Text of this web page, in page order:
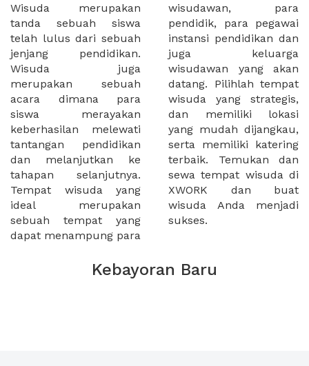
Wisuda merupakan
tanda sebuah siswa
telah lulus dari sebuah
jenjang pendidikan.
Wisuda juga
merupakan sebuah
acara dimana para
siswa merayakan
keberhasilan melewati
tantangan pendidikan
dan melanjutkan ke
tahapan selanjutnya.
Tempat wisuda yang
ideal merupakan
sebuah tempat yang
dapat menampung para
wisudawan, para
pendidik, para pegawai
instansi pendidikan dan
juga keluarga
wisudawan yang akan
datang. Pilihlah tempat
wisuda yang strategis,
dan memiliki lokasi
yang mudah dijangkau,
serta memiliki katering
terbaik. Temukan dan
sewa tempat wisuda di
XWORK dan buat
wisuda Anda menjadi
sukses.
Kebayoran Baru